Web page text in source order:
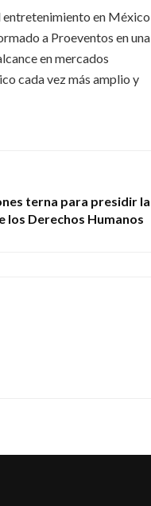
entretenimiento en México
a Proeventos en una
en mercados
cada vez más amplio y
terna para presidir la
los Derechos Humanos